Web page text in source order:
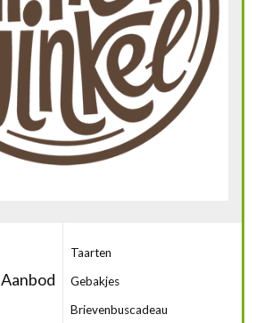
Aanbod
Taarten
Gebakjes
Brievenbuscadeau